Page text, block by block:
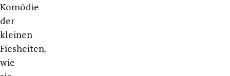
Komödie
der
kleinen
Fiesheiten,
wie